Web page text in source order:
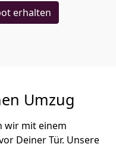
erhalten
Umzug
wir mit einem
Deiner Tür. Unsere